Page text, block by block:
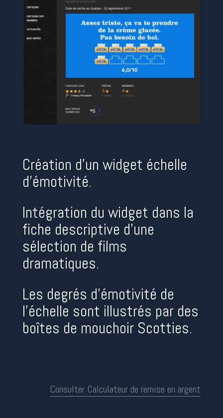
Création d’un widget échelle
d’émotivité.
Intégration du widget dans la
fiche descriptive d’une
sélection de films
dramatiques.
Les degrés d’émotivité de
l’échelle sont illustrés par des
boîtes de mouchoir Scotties.
Consulter Calculateur de remise en argent